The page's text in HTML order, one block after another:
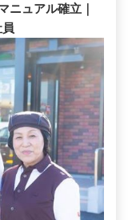
ニュアル確立｜